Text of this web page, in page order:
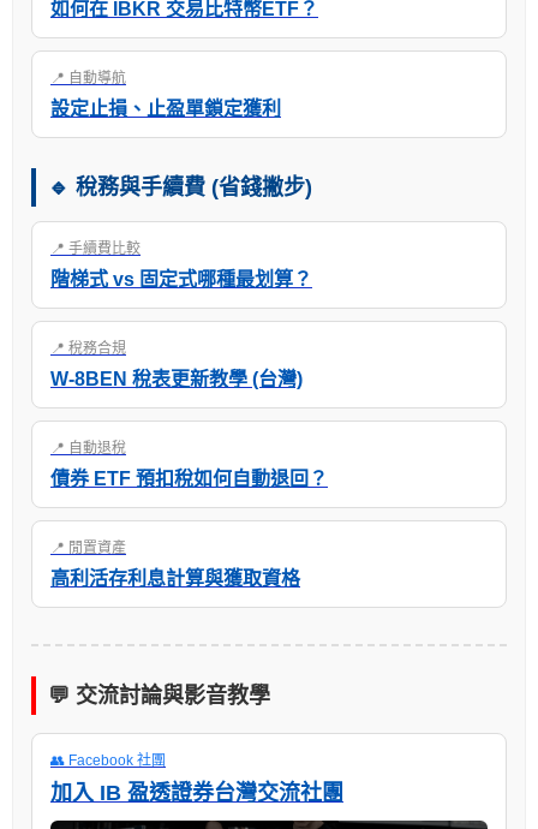
如何在 IBKR 交易比特幣ETF？
📍 自動導航
設定止損、止盈單鎖定獲利
🔹 稅務與手續費 (省錢撇步)
📍 手續費比較
階梯式 vs 固定式哪種最划算？
📍 稅務合規
W-8BEN 稅表更新教學 (台灣)
📍 自動退稅
債券 ETF 預扣稅如何自動退回？
📍 閒置資產
高利活存利息計算與獲取資格
💬 交流討論與影音教學
👥 Facebook 社團
加入 IB 盈透證券台灣交流社團